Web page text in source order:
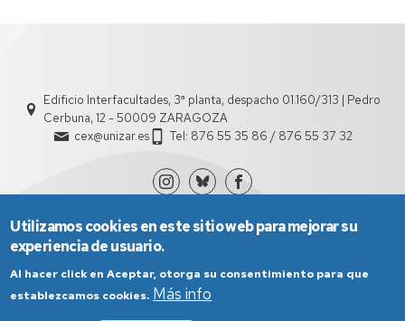
Edificio Interfacultades, 3ª planta, despacho 01.160/313 | Pedro
Cerbuna, 12 - 50009 ZARAGOZA
cex@unizar.es
Tel: 876 55 35 86 / 876 55 37 32
Utilizamos cookies en este sitio web para mejorar su
experiencia de usuario.
Al hacer click en Aceptar, otorga su consentimiento para que
establezcamos cookies. Más info